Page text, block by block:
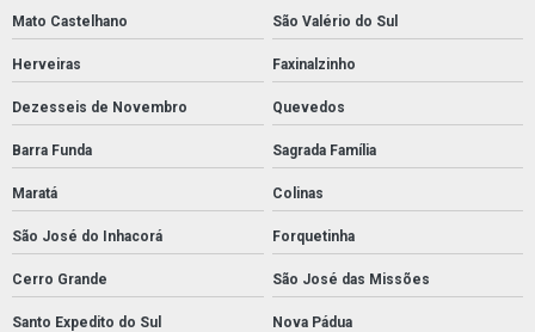
Mato Castelhano São Valério do Sul
Herveiras Faxinalzinho
Dezesseis de Novembro Quevedos
Barra Funda Sagrada Família
Maratá Colinas
São José do Inhacorá Forquetinha
Cerro Grande São José das Missões
Santo Expedito do Sul Nova Pádua